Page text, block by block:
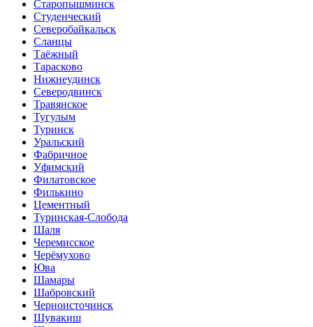
Старопышминск
Студенческий
Северобайкальск
Сланцы
Таёжный
Тарасково
Нижнеудинск
Северодвинск
Травянское
Тугулым
Туринск
Уральский
Фабричное
Уфимский
Филатовское
Филькино
Цементный
Туринская-Слобода
Шаля
Черемисское
Черёмухово
Юва
Шамары
Шабровский
Черноисточинск
Шувакиш